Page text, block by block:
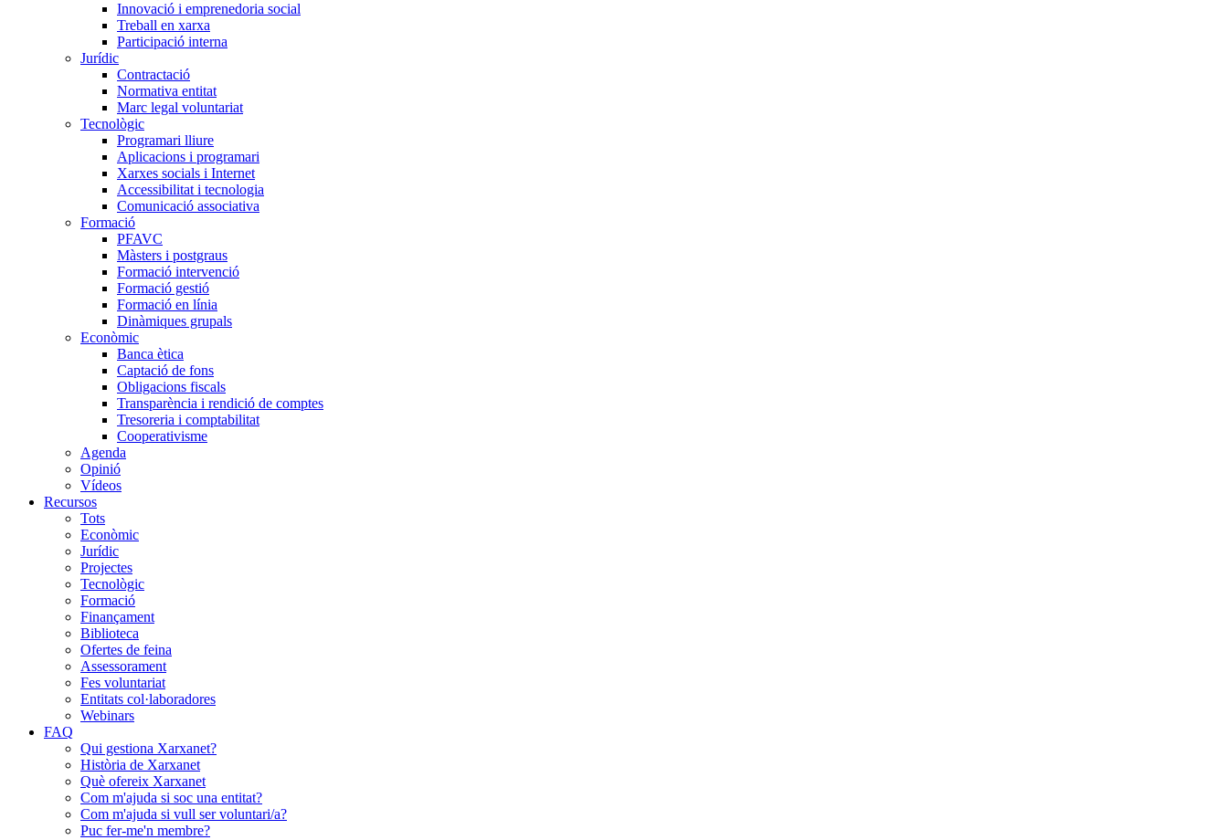
Innovació i emprenedoria social
Treball en xarxa
Participació interna
Jurídic
Contractació
Normativa entitat
Marc legal voluntariat
Tecnològic
Programari lliure
Aplicacions i programari
Xarxes socials i Internet
Accessibilitat i tecnologia
Comunicació associativa
Formació
PFAVC
Màsters i postgraus
Formació intervenció
Formació gestió
Formació en línia
Dinàmiques grupals
Econòmic
Banca ètica
Captació de fons
Obligacions fiscals
Transparència i rendició de comptes
Tresoreria i comptabilitat
Cooperativisme
Agenda
Opinió
Vídeos
Recursos
Tots
Econòmic
Jurídic
Projectes
Tecnològic
Formació
Finançament
Biblioteca
Ofertes de feina
Assessorament
Fes voluntariat
Entitats col·laboradores
Webinars
FAQ
Qui gestiona Xarxanet?
Història de Xarxanet
Què ofereix Xarxanet
Com m'ajuda si soc una entitat?
Com m'ajuda si vull ser voluntari/a?
Puc fer-me'n membre?